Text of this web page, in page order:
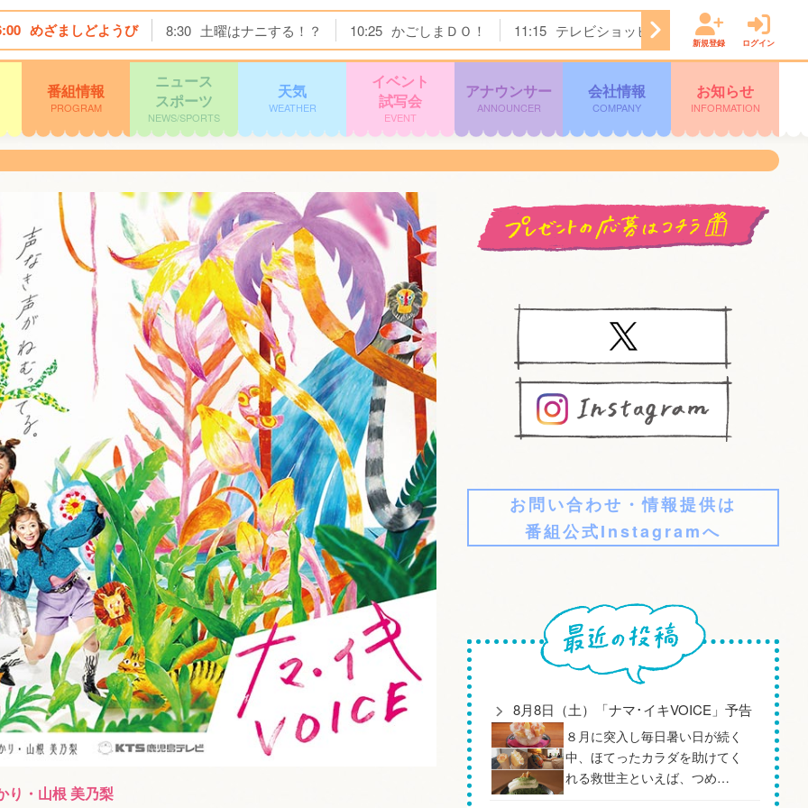
めざましどようび 8:30 土曜はナニする！？ 10:25 かごしまＤＯ！ 11:15 テレビショッピング 11:45 ぽよチャ
新規登録 ログイン
番組情報
PROGRAM
ニュース
スポーツ
NEWS/SPORTS
天気
WEATHER
イベント
試写会
EVENT
アナウンサー
ANNOUNCER
会社情報
COMPANY
お知らせ
INFORMATION
り・山根 美乃梨
お問い合わせ・情報提供は
番組公式Instagramへ
8月8日（土）「ナマ･イキVOICE」予告
８月に突入し毎日暑い日が続く
中、ほてったカラダを助けてく
れる救世主といえば、つめ…